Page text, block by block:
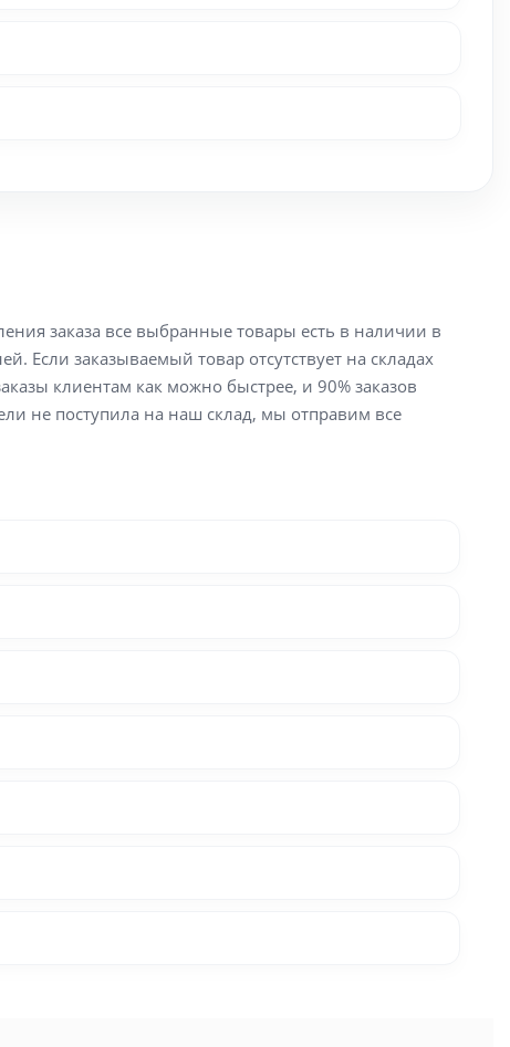
заказа все выбранные товары есть в наличии в
Если заказываемый товар отсутствует на складах
клиентам как можно быстрее, и 90% заказов
не поступила на наш склад, мы отправим все